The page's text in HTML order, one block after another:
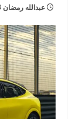
عبدالله رمضان